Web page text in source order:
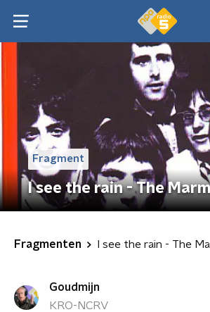
Fragment
I see the rain - The
Fragmenten I see the rain - The
Goudmijn
KRO-NCRV